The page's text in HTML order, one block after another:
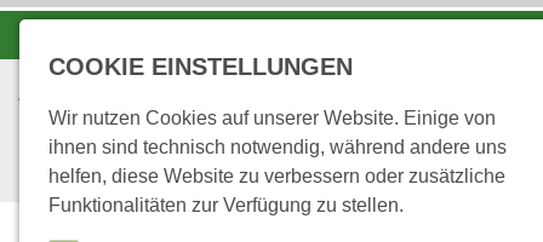
COOKIE EINSTELLUNGEN
Wir nutzen Cookies auf unserer Website. Einige von
ihnen sind technisch notwendig, während andere uns
helfen, diese Website zu verbessern oder zusätzliche
Funktionalitäten zur Verfügung zu stellen.